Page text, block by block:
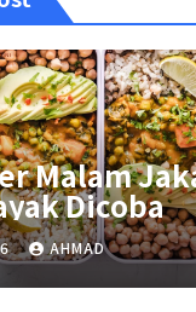
Malam
Dicoba
AHMAD